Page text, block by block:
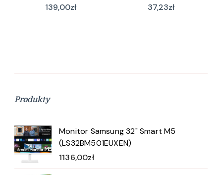
139,00zł 37,23zł
Produkty
Monitor Samsung 32" Smart M5
(LS32BM501EUXEN)
1136,00zł